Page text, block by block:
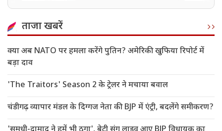
ताजा खबरें
क्या अब NATO पर हमला करेंगे पुतिन? अमेरिकी खुफिया रिपोर्ट में
बड़ा दाव
'The Traitors' Season 2 के ट्रेलर ने मचाया बवाल
चंडीगढ़ व्यापार मंडल के दिग्गज नेता की BJP में एंट्री, बदलेंगे समीकरण?